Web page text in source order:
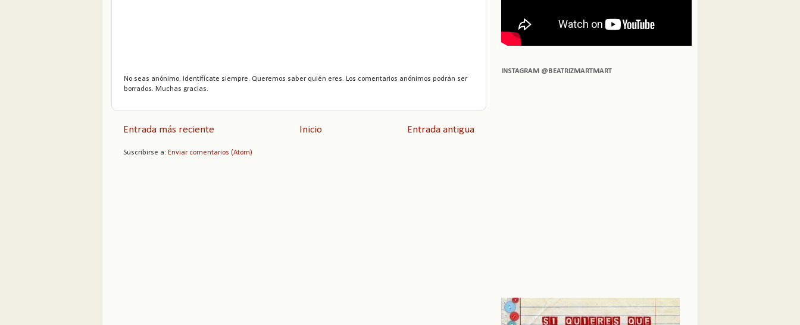
No seas anónimo. Identifícate siempre. Queremos saber quién eres. Los comentarios anónimos podrán ser
borrados. Muchas gracias.
Entrada más reciente Entrada antigua
Inicio
Suscribirse a: Enviar comentarios (Atom)
INSTAGRAM @BEATRIZMARTMART